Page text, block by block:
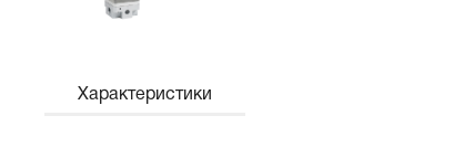
Характеристики